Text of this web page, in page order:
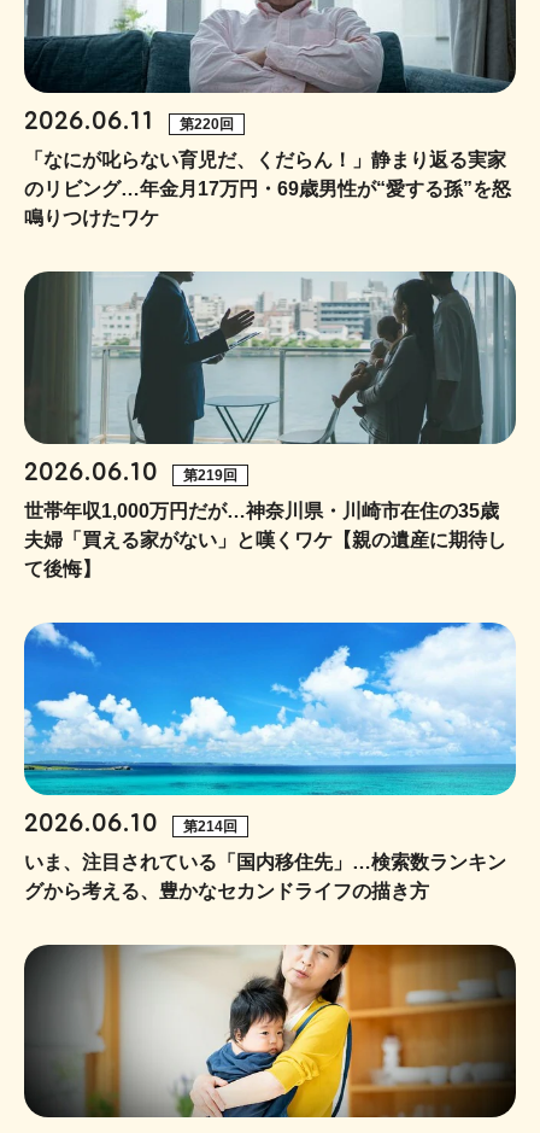
2026.06.11 第220回
「なにが叱らない育児だ、くだらん！」静まり返る実家
のリビング…年金月17万円・69歳男性が“愛する孫”を怒
鳴りつけたワケ
2026.06.10 第219回
世帯年収1,000万円だが…神奈川県・川崎市在住の35歳
夫婦「買える家がない」と嘆くワケ【親の遺産に期待し
て後悔】
2026.06.10 第214回
いま、注目されている「国内移住先」…検索数ランキン
グから考える、豊かなセカンドライフの描き方